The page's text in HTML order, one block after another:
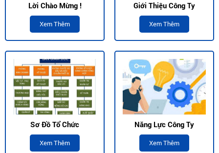
Lời Chào Mừng !
Xem Thêm
Giới Thiệu Công Ty
Xem Thêm
Sơ Đồ Tổ Chức
Xem Thêm
Năng Lực Công Ty
Xem Thêm